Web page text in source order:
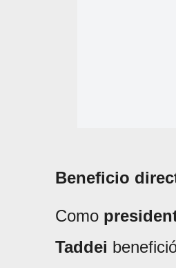
Beneficio
Como
Taddei